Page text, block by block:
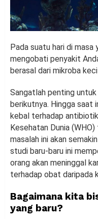
Pada suatu hari di masa
mengobati penyakit
berasal dari mikroba
Sangatlah penting
berikutnya. Hingga saat
kebal terhadap
Kesehatan Dunia
masalah ini akan
studi baru-baru ini
orang akan meninggal
terhadap obat daripada
Bagaimana kita
yang baru?